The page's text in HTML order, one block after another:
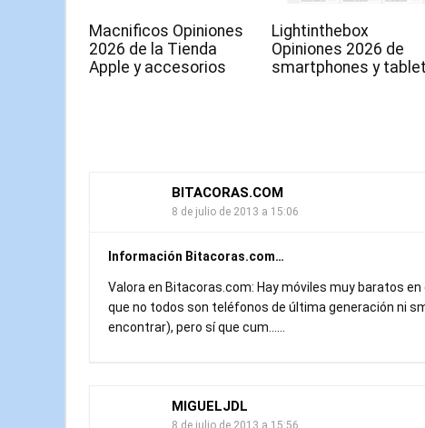
Macnificos Opiniones
2026 de la Tienda
Apple y accesorios
Lightinthebox
Opiniones 2026 de
smartphones y
BITACORAS.COM
8 de julio de 2013 a 15:06
Información Bitacoras.com…
Valora en Bitacoras.com: Hay móviles muy baratos
que no todos son teléfonos de última generación ni
encontrar), pero sí que cum……
MIGUELJDL
8 de julio de 2013 a 15:56